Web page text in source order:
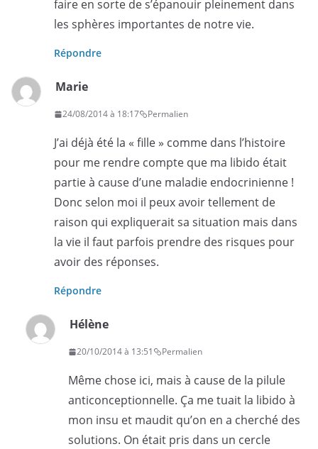
faire en sorte de s’épanouir pleinement dans
les sphères importantes de notre vie.
Répondre
Marie
24/08/2014 à 18:17 Permalien
J’ai déjà été la « fille » comme dans l’histoire
pour me rendre compte que ma libido était
partie à cause d’une maladie endocrinienne !
Donc selon moi il peux avoir tellement de
raison qui expliquerait sa situation mais dans
la vie il faut parfois prendre des risques pour
avoir des réponses.
Répondre
Hélène
20/10/2014 à 13:51 Permalien
Même chose ici, mais à cause de la pilule
anticonceptionnelle. Ça me tuait la libido à
mon insu et maudit qu’on en a cherché des
solutions. On était pris dans un cercle